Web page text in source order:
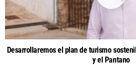
Desarrollaremos el plan de turismo
y el Pantano